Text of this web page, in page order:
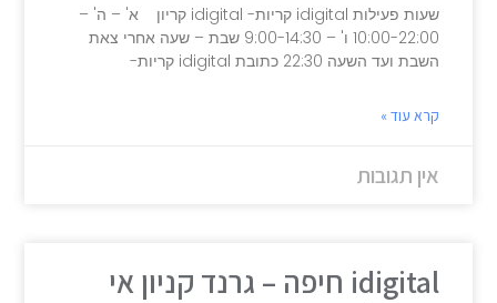
שעות פעילות idigital קריות- idigital קריון א' – ה' –
10:00-22:00 ו' – 9:00-14:30 שבת – שעה אחרי צאת
השבת ועד השעה 22:30 כתובת idigital קריות-
קרא עוד »
אין תגובות
idigital חיפה – גרנד קניון אי